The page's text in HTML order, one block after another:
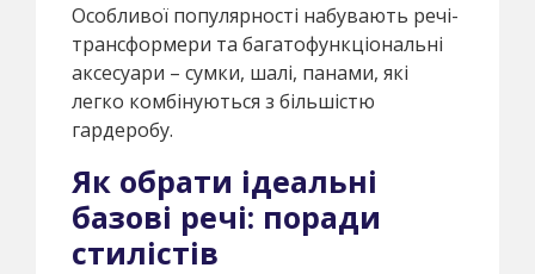
Особливої популярності набувають речі-
трансформери та багатофункціональні
аксесуари – сумки, шалі, панами, які
легко комбінуються з більшістю
гардеробу.
Як обрати ідеальні
базові речі: поради
стилістів